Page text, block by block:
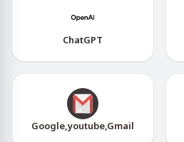
ChatGPT
Google,youtube,Gmail